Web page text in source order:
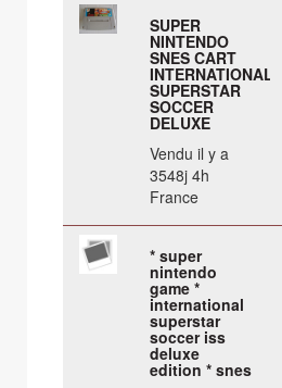
SUPER
NINTENDO
SNES CART
INTERNATIONAL
SUPERSTAR
SOCCER
DELUXE
Vendu il y a
3548j 4h
France
* super
nintendo
game *
international
superstar
soccer iss
deluxe
edition * snes